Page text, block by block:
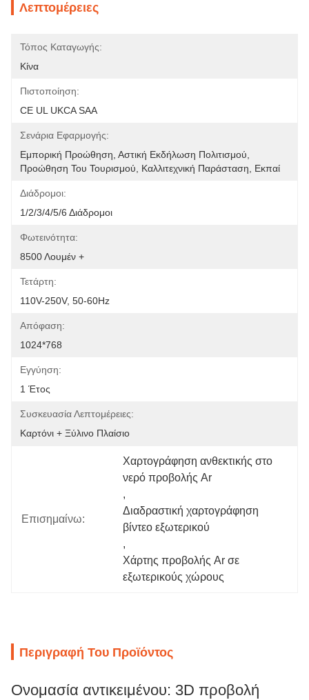
Λεπτομέρειες
Τόπος Καταγωγής:
Κίνα
Πιστοποίηση:
CE UL UKCA SAA
Σενάρια Εφαρμογής:
Εμπορική Προώθηση, Αστική Εκδήλωση Πολιτισμού,
Προώθηση Του Τουρισμού, Καλλιτεχνική Παράσταση, Εκπαί
Διάδρομοι:
1/2/3/4/5/6 Διάδρομοι
Φωτεινότητα:
8500 Λουμέν +
Τετάρτη:
110V-250V, 50-60Hz
Απόφαση:
1024*768
Εγγύηση:
1 Έτος
Συσκευασία Λεπτομέρειες:
Καρτόνι + Ξύλινο Πλαίσιο
Επισημαίνω:
Χαρτογράφηση ανθεκτικής στο
νερό προβολής Ar
,
Διαδραστική χαρτογράφηση
βίντεο εξωτερικού
,
Χάρτης προβολής Ar σε
εξωτερικούς χώρους
Περιγραφή Του Προϊόντος
Ονομασία αντικειμένου: 3D προβολή